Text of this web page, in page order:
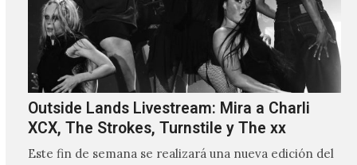
Outside Lands Livestream: Mira a Charli
XCX, The Strokes, Turnstile y The xx
Este fin de semana se realizará una nueva edición del